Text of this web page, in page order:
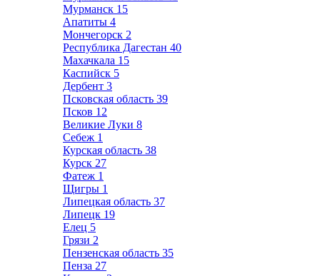
Мурманск 15
Апатиты 4
Мончегорск 2
Республика Дагестан 40
Махачкала 15
Каспийск 5
Дербент 3
Псковская область 39
Псков 12
Великие Луки 8
Себеж 1
Курская область 38
Курск 27
Фатеж 1
Щигры 1
Липецкая область 37
Липецк 19
Елец 5
Грязи 2
Пензенская область 35
Пенза 27